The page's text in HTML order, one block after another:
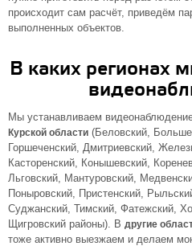
происходит сам расчёт, приведём
выполненных объектов.
В каких регионах
Мы устанавливаем
Курской области (Беловский,
Горшеченский, Дмитриевский,
Касторенский, Конышевский,
Льговский, Мантуровский,
Поныровский, Пристенский,
Суджанский, Тимский, Фатежский,
Щигровский районы). В другие
тоже активно выезжаем и делаем